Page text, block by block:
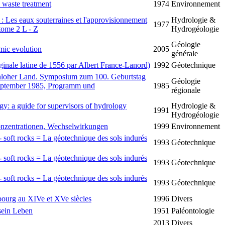
treatment 1974 Environnement
eaux souterraines et l'approvisionnement
2 L - Z
1977
Hydrologie &
Hydrogéologie
evolution 2005
Géologie
générale
latine de 1556 par Albert France-Lanord) 1992 Géotechnique
Land. Symposium zum 100. Geburtstag
1985, Programm und
1985
Géologie
régionale
a guide for supervisors of hydrology
1991
Hydrologie &
Hydrogéologie
Wechselwirkungen
1999 Environnement
rocks = La géotechnique des sols indurés
1993 Géotechnique
rocks = La géotechnique des sols indurés
1993 Géotechnique
rocks = La géotechnique des sols indurés
1993 Géotechnique
au XIVe et XVe siècles
1996 Divers
Leben
1951 Paléontologie
2013 Divers